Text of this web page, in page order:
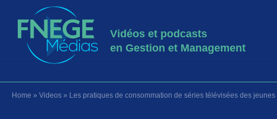
Vidéos et podcasts
en Gestion et Management
Home » Videos » Les pratiques de consommation de séries télévisées des